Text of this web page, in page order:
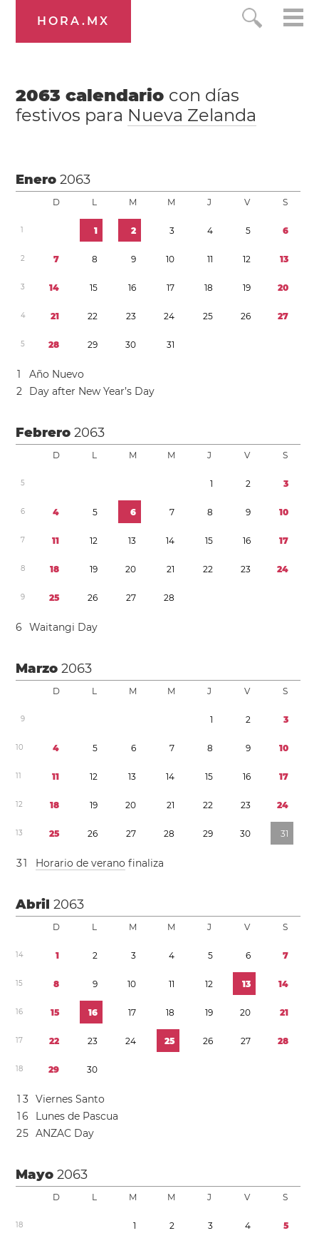
HORA.MX
2063 calendario con días
festivos para Nueva Zelanda
Enero2063
D L M M J V S
1 1 2 3 4 5 6
2 7 8 9 10 11 12 13
3 14 15 16 17 18 19 20
4 21 22 23 24 25 26 27
5 28 29 30 31
1
Año Nuevo
2
Day after New Year’s Day
Febrero2063
D L M M J V S
5 1 2 3
6 4 5 6 7 8 9 10
7 11 12 13 14 15 16 17
8 18 19 20 21 22 23 24
9 25 26 27 28
6 Waitangi Day
Marzo2063
D L M M J V S
9 1 2 3
10 4 5 6 7 8 9 10
11 11 12 13 14 15 16 17
12 18 19 20 21 22 23 24
13 25 26 27 28 29 30 31
31 Horario de verano finaliza
Abril2063
D L M M J V S
14 1 2 3 4 5 6 7
15 8 9 10 11 12 13 14
16 15 16 17 18 19 20 21
17 22 23 24 25 26 27 28
18 29 30
1 3 Viernes Santo
16
Lunes de Pascua
25 ANZAC Day
Mayo2063
D L M M J V S
18 1 2 3 4 5